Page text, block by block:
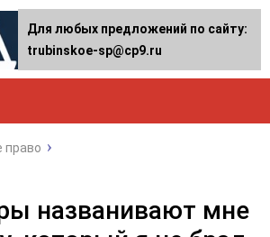
право
названивают мне
Для любых предложений по сайту:
trubinskoe-sp@cp9.ru